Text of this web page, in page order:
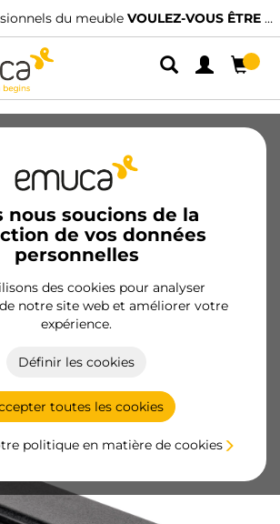
du meuble VOULEZ-VOUS ÊTRE CLIENT ?
nous soucions de la
de vos données
personnelles
des cookies pour analyser
notre site web et améliorer votre
expérience.
Définir les cookies
toutes les cookies
politique en matière de cookies
pour la fabrication de
Plus 7, longueur 2,35
peint en noir texturé
8432393359014
Produits essentiels
Devenir client